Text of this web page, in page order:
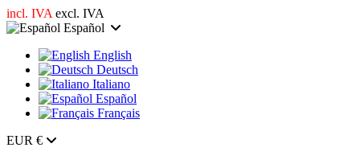
incl. IVA excl. IVA
Español
English
Deutsch
Italiano
Español
Français
EUR €